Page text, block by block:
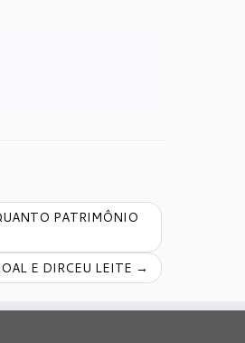
PATRIMÔNIO
E DIRCEU LEITE →